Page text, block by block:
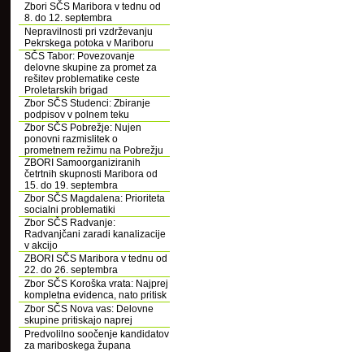
Zbori SČS Maribora v tednu od
8. do 12. septembra
Nepravilnosti pri vzdrževanju
Pekrskega potoka v Mariboru
SČS Tabor: Povezovanje
delovne skupine za promet za
rešitev problematike ceste
Proletarskih brigad
Zbor SČS Studenci: Zbiranje
podpisov v polnem teku
Zbor SČS Pobrežje: Nujen
ponovni razmislitek o
prometnem režimu na Pobrežju
ZBORI Samoorganiziranih
četrtnih skupnosti Maribora od
15. do 19. septembra
Zbor SČS Magdalena: Prioriteta
socialni problematiki
Zbor SČS Radvanje:
Radvanjčani zaradi kanalizacije
v akcijo
ZBORI SČS Maribora v tednu od
22. do 26. septembra
Zbor SČS Koroška vrata: Najprej
kompletna evidenca, nato pritisk
Zbor SČS Nova vas: Delovne
skupine pritiskajo naprej
Predvolilno soočenje kandidatov
za mariboskega župana